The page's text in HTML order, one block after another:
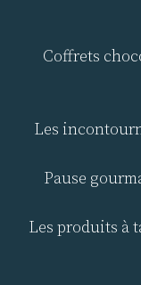
Coffrets
Les
Pause
Les produits à